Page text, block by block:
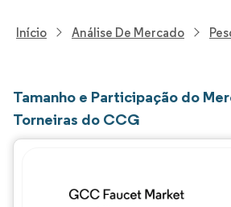
Início Análise De Mercado
Tamanho e Participação do
Torneiras do CCG